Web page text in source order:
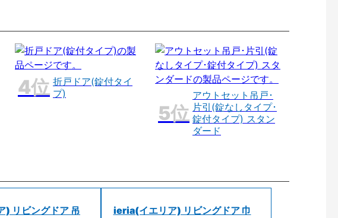
折戸ドア(錠付タイ
プ)
アウトセット吊戸･
片引(錠なしタイプ･
錠付タイプ) スタン
ダード
リビングドア 吊
ieria(イエリア) リビングドア 巾